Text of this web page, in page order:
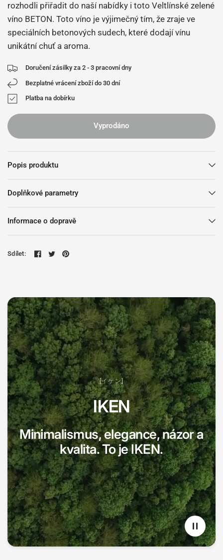
rozhodli přiřadit do naší nabídky i toto Veltlínské zelené
víno BETON. Toto víno je výjimečný tím, že zraje ve
speciálních betonových sudech, které dodají vínu
unikátní chuť a aroma.
Doručení zásilky za 2 - 3 pracovní dny
Bezplatné vrácení zboží do 30 dní
Platba na dobírku
Vyprodáno
Popis produktu
Doplňkové parametry
Informace o dopravě
Sdílet:
[イケン]
IKEN
Minimalismus, elegance, názor a
kvalita. To je IKEN.